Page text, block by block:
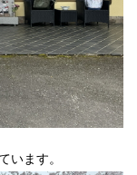
います。